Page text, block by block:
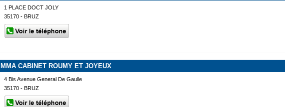
1 PLACE DOCT JOLY
35170 - BRUZ
MMA CABINET ROUMY ET JOYEUX
4 Bis Avenue General De Gaulle
35170 - BRUZ